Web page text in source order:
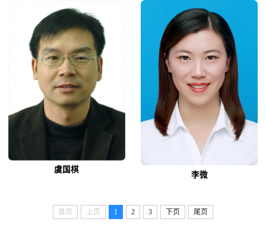
虞国棋
李微
首页 上页 1 2 3 下页 尾页